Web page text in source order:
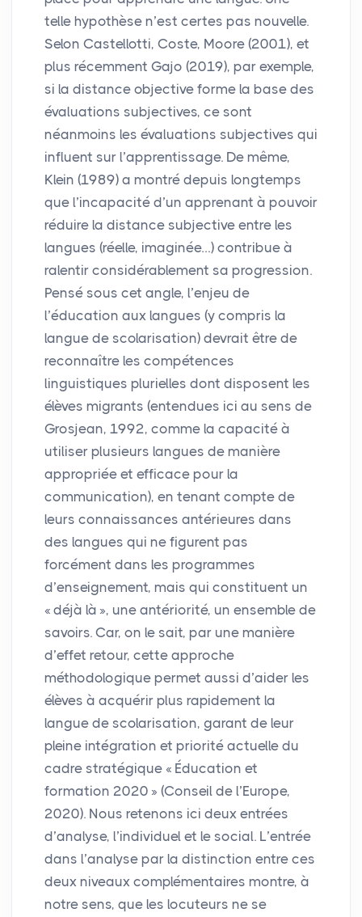
telle hypothèse n’est certes pas nouvelle.
Selon Castellotti, Coste, Moore (2001), et
plus récemment Gajo (2019), par exemple,
si la distance objective forme la base des
évaluations subjectives, ce sont
néanmoins les évaluations subjectives qui
influent sur l’apprentissage. De même,
Klein (1989) a montré depuis longtemps
que l’incapacité d’un apprenant à pouvoir
réduire la distance subjective entre les
langues (réelle, imaginée…) contribue à
ralentir considérablement sa progression.
Pensé sous cet angle, l’enjeu de
l’éducation aux langues (y compris la
langue de scolarisation) devrait être de
reconnaître les compétences
linguistiques plurielles dont disposent les
élèves migrants (entendues ici au sens de
Grosjean, 1992, comme la capacité à
utiliser plusieurs langues de manière
appropriée et efficace pour la
communication), en tenant compte de
leurs connaissances antérieures dans
des langues qui ne figurent pas
forcément dans les programmes
d’enseignement, mais qui constituent un
« déjà là », une antériorité, un ensemble de
savoirs. Car, on le sait, par une manière
d’effet retour, cette approche
méthodologique permet aussi d’aider les
élèves à acquérir plus rapidement la
langue de scolarisation, garant de leur
pleine intégration et priorité actuelle du
cadre stratégique « Éducation et
formation 2020 » (Conseil de l’Europe,
2020). Nous retenons ici deux entrées
d’analyse, l’individuel et le social. L’entrée
dans l’analyse par la distinction entre ces
deux niveaux complémentaires montre, à
notre sens, que les locuteurs ne se